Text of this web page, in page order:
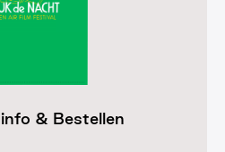
info & Bestellen